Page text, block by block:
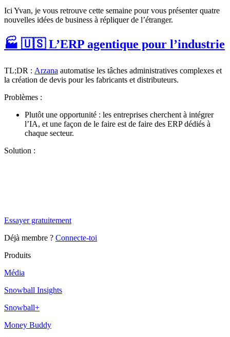
Ici Yvan, je vous retrouve cette semaine pour vous présenter quatre
nouvelles idées de business à répliquer de l’étranger.
🏭 🇺🇸 L’ERP agentique pour l’industrie
TL;DR : Arzana automatise les tâches administratives complexes et
la création de devis pour les fabricants et distributeurs.
Problèmes :
Plutôt une opportunité : les entreprises cherchent à intégrer
l’IA, et une façon de le faire est de faire des ERP dédiés à
chaque secteur.
Solution :
Essayer gratuitement
Déjà membre ? Connecte-toi
Produits
Média
Snowball Insights
Snowball+
Money Buddy